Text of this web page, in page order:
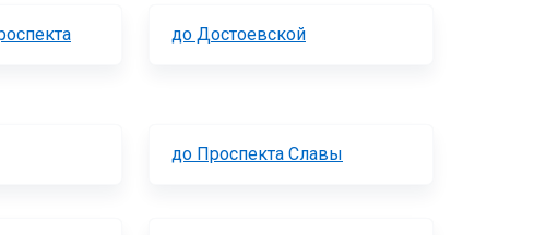
до Достоевской
до Проспекта Славы